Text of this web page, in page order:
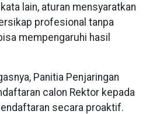
lain, aturan mensyaratkan
profesional tanpa
mempengaruhi hasil
Panitia Penjaringan
calon Rektor kepada
secara proaktif.